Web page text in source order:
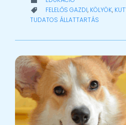
 CATEGORY
FELELŐS GAZDI, KÖLYÖK,
TUDATOS ÁLLATTARTÁS